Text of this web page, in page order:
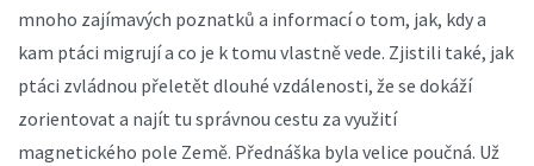
mnoho zajímavých poznatků a informací o tom, jak, kdy a
kam ptáci migrují a co je k tomu vlastně vede. Zjistili také, jak
ptáci zvládnou přeletět dlouhé vzdálenosti, že se dokáží
zorientovat a najít tu správnou cestu za využití
magnetického pole Země. Přednáška byla velice poučná. Už